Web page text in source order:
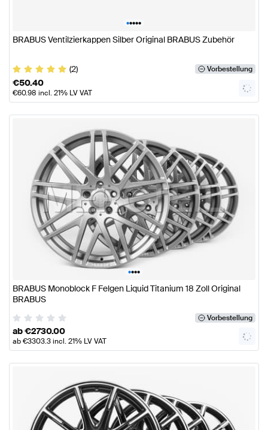
•••••
BRABUS Ventilzierkappen Silber Original BRABUS Zubehör
(2) Vorbestellung
€50.40
€60.98 incl. 21% LV VAT
••••
BRABUS Monoblock F Felgen Liquid Titanium 18 Zoll Original
BRABUS
Vorbestellung
ab€2730.00
ab€3303.3incl. 21% LV VAT